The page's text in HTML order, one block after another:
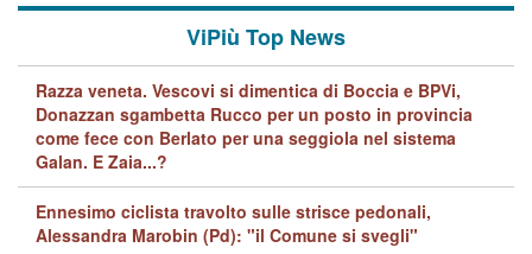
ViPiù Top News
Razza veneta. Vescovi si dimentica di Boccia e BPVi,
Donazzan sgambetta Rucco per un posto in provincia
come fece con Berlato per una seggiola nel sistema
Galan. E Zaia...?
Ennesimo ciclista travolto sulle strisce pedonali,
Alessandra Marobin (Pd): "il Comune si svegli"